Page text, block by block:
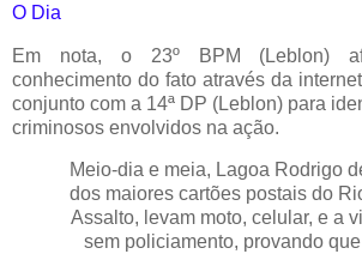
O Dia
Em nota, o 23º BPM (Leblon)
conhecimento do fato através da
conjunto com a 14ª DP (Leblon) para
criminosos envolvidos na ação.
Meio-dia e meia, Lagoa Rodrigo
dos maiores cartões postais do
Assalto, levam moto, celular, e a
sem policiamento, provando